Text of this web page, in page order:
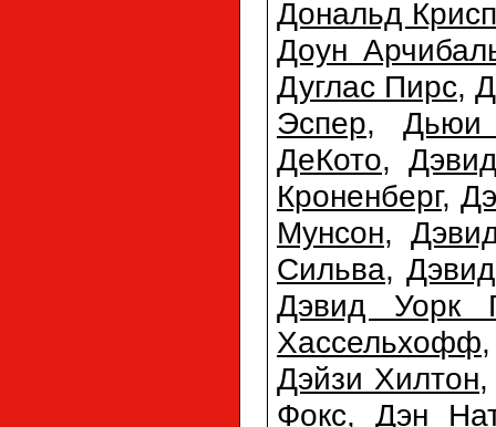
Дональд Крисп
Доун
Дуглас Пирс,
Эспер, Дьюи
ДеКото,
Кроненберг,
Мунсон,
Сильва,
Дэвид Уорк
Хассельхофф
Дэйзи Хилтон
Фокс, Дэн